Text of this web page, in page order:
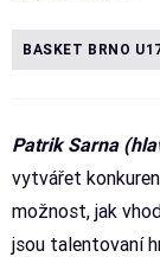
BASKET BRNO
Patrik Sarna
vytvářet
možnost, jak
jsou talentovaní